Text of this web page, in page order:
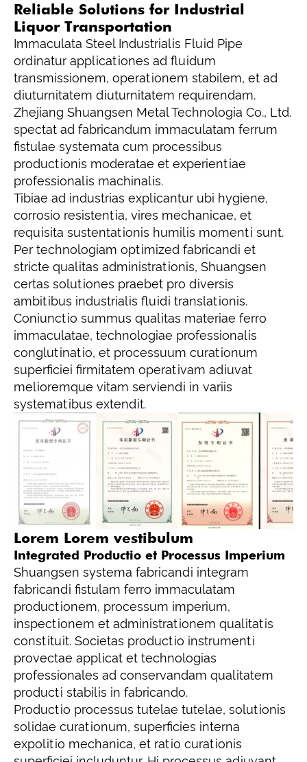
Reliable Solutions for Industrial
Liquor Transportation
Immaculata Steel Industrialis Fluid Pipe
ordinatur applicationes ad fluidum
transmissionem, operationem stabilem, et ad
diuturnitatem diuturnitatem requirendam.
Zhejiang Shuangsen Metal Technologia Co., Ltd.
spectat ad fabricandum immaculatam ferrum
fistulae systemata cum processibus
productionis moderatae et experientiae
professionalis machinalis.
Tibiae ad industrias explicantur ubi hygiene,
corrosio resistentia, vires mechanicae, et
requisita sustentationis humilis momenti sunt.
Per technologiam optimized fabricandi et
stricte qualitas administrationis, Shuangsen
certas solutiones praebet pro diversis
ambitibus industrialis fluidi translationis.
Coniunctio summus qualitas materiae ferro
immaculatae, technologiae professionalis
conglutinatio, et processuum curationum
superficiei firmitatem operativam adiuvat
melioremque vitam serviendi in variis
systematibus extendit.
Lorem Lorem vestibulum
Integrated Productio et Processus Imperium
Shuangsen systema fabricandi integram
fabricandi fistulam ferro immaculatam
productionem, processum imperium,
inspectionem et administrationem qualitatis
constituit. Societas productio instrumenti
provectae applicat et technologias
professionales ad conservandam qualitatem
producti stabilis in fabricando.
Productio processus tutelae tutelae, solutionis
solidae curationum, superficies interna
expolitio mechanica, et ratio curationis